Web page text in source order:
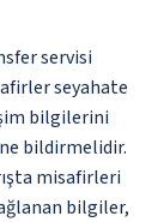
servisi
seyahate
bilgilerini
bildirmelidir.
misafirleri
bilgiler,